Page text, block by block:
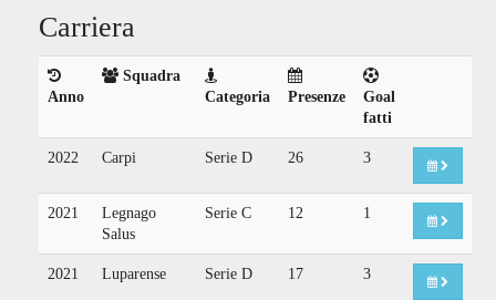
Carriera
Anno
Squadra
Categoria
Presenze
Goal
fatti
2022 Carpi Serie D 26 3
2021
Legnago
Salus
Serie C 12 1
2021 Luparense Serie D 17 3